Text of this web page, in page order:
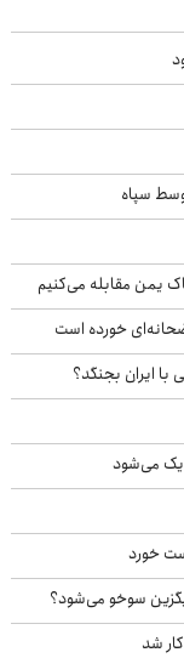
سپاه
یمن مقابله می‌کنیم
خورده است
با ایران بجنگد؟
خورد
سوخو می‌شود؟
شد